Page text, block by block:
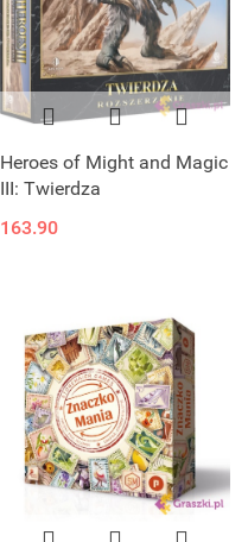
Heroes of Might and Magic
III: Twierdza
163.90